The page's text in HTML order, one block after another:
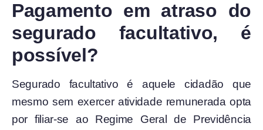
Pagamento em atraso do
segurado facultativo, é
possível?
Segurado facultativo é aquele cidadão que
mesmo sem exercer atividade remunerada opta
por filiar-se ao Regime Geral de Previdência